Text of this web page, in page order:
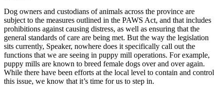
Dog owners and custodians of animals across the province are
subject to the measures outlined in the PAWS Act, and that includes
prohibitions against causing distress, as well as ensuring that the
general standards of care are being met. But the way the legislation
sits currently, Speaker, nowhere does it specifically call out the
functions that we are seeing in puppy mill operations. For example,
puppy mills are known to breed female dogs over and over again.
While there have been efforts at the local level to contain and control
this issue, we know that it’s time for us to step in.